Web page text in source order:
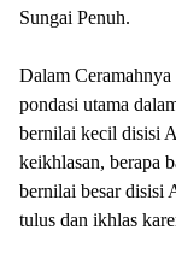
Sungai Penuh.
‎Dalam
pondasi utama
bernilai kecil disisi
keikhlasan, berapa
bernilai besar disisi
tulus dan ikhlas